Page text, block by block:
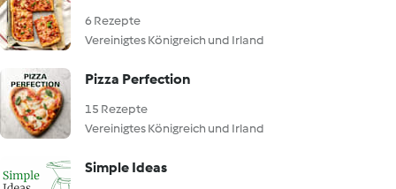
6 Rezepte
Vereinigtes Königreich und Irland
Pizza Perfection
15 Rezepte
Vereinigtes Königreich und Irland
Simple Ideas